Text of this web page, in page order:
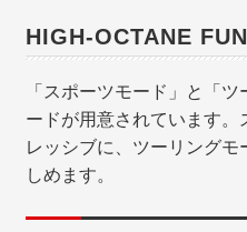
HIGH-OCTANE FUN
「スポーツモード」と「
ードが用意されています
レッシブに、ツーリング
しめます。